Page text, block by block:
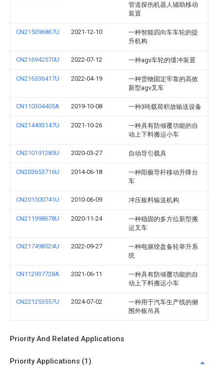
管道探伤机器人辅助移动
装置
CN215096867U 2021-12-10
一种智能四向车车轮的提
升机构
CN216942570U 2022-07-12 一种agv车轮的缓冲装置
CN216336417U 2022-04-19
一种货物固定牢靠的高效
新型agv叉车
CN110304405A 2019-10-08 一种3吨载荷积放输送设备
CN214493147U 2021-10-26
一种具有防倾覆功能的自
动上下料搬运小车
CN210191285U 2020-03-27 自动导引载具
CN203653716U 2014-06-18
一种阳极导杆移动升降台
车
CN201500741U 2010-06-09 冲压板料输送机构
CN211998678U 2020-11-24
一种稳固的多方位新型搬
运叉车
CN217498524U 2022-09-27
一种电驱绞盘备轮举升系
统
CN112937728A 2021-06-11
一种具有防倾覆功能的自
动上下料搬运小车
CN221253557U 2024-07-02
一种用于汽车生产线的侧
围外板吊具
Priority And Related Applications
Priority Applications (1)